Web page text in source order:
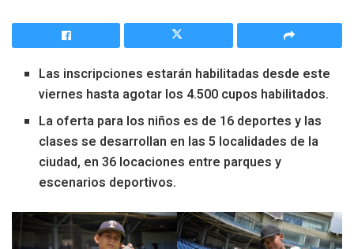
Las inscripciones estarán habilitadas desde este
viernes hasta agotar los 4.500 cupos habilitados.
La oferta para los niños es de 16 deportes y las
clases se desarrollan en las 5 localidades de la
ciudad, en 36 locaciones entre parques y
escenarios deportivos.